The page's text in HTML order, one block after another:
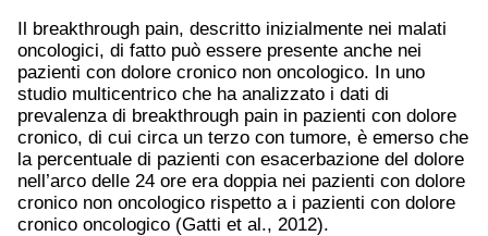
Il breakthrough pain, descritto inizialmente nei malati
oncologici, di fatto può essere presente anche nei
pazienti con dolore cronico non oncologico. In uno
studio multicentrico che ha analizzato i dati di
prevalenza di breakthrough pain in pazienti con dolore
cronico, di cui circa un terzo con tumore, è emerso che
la percentuale di pazienti con esacerbazione del dolore
nell’arco delle 24 ore era doppia nei pazienti con dolore
cronico non oncologico rispetto a i pazienti con dolore
cronico oncologico (Gatti et al., 2012).